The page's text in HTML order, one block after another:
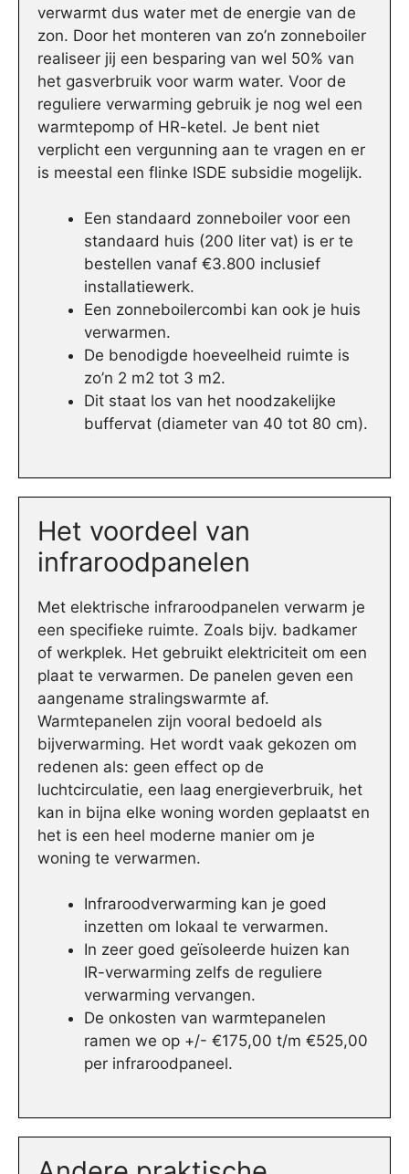
verwarmt dus water met de energie van de
zon. Door het monteren van zo’n zonneboiler
realiseer jij een besparing van wel 50% van
het gasverbruik voor warm water. Voor de
reguliere verwarming gebruik je nog wel een
warmtepomp of HR-ketel. Je bent niet
verplicht een vergunning aan te vragen en er
is meestal een flinke ISDE subsidie mogelijk.
Een standaard zonneboiler voor een
standaard huis (200 liter vat) is er te
bestellen vanaf €3.800 inclusief
installatiewerk.
Een zonneboilercombi kan ook je huis
verwarmen.
De benodigde hoeveelheid ruimte is
zo’n 2 m2 tot 3 m2.
Dit staat los van het noodzakelijke
buffervat (diameter van 40 tot 80 cm).
Het voordeel van
infraroodpanelen
Met elektrische infraroodpanelen verwarm je
een specifieke ruimte. Zoals bijv. badkamer
of werkplek. Het gebruikt elektriciteit om een
plaat te verwarmen. De panelen geven een
aangename stralingswarmte af.
Warmtepanelen zijn vooral bedoeld als
bijverwarming. Het wordt vaak gekozen om
redenen als: geen effect op de
luchtcirculatie, een laag energieverbruik, het
kan in bijna elke woning worden geplaatst en
het is een heel moderne manier om je
woning te verwarmen.
Infraroodverwarming kan je goed
inzetten om lokaal te verwarmen.
In zeer goed geïsoleerde huizen kan
IR-verwarming zelfs de reguliere
verwarming vervangen.
De onkosten van warmtepanelen
ramen we op +/- €175,00 t/m €525,00
per infraroodpaneel.